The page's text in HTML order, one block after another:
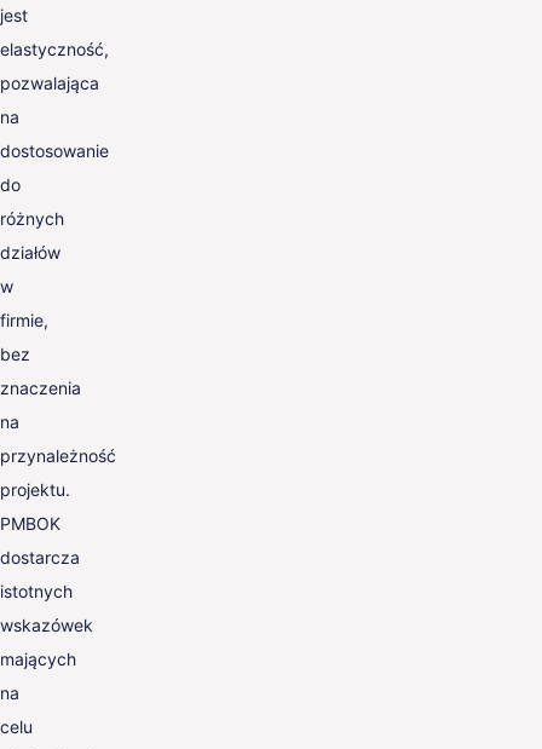
jest
elastyczność,
pozwalająca
na
dostosowanie
do
różnych
działów
w
firmie,
bez
znaczenia
na
przynależność
projektu.
PMBOK
dostarcza
istotnych
wskazówek
mających
na
celu